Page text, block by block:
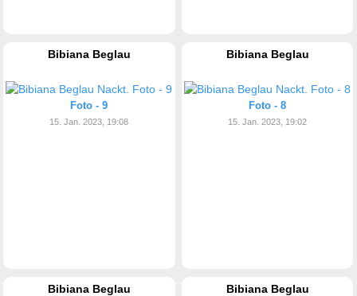
Bibiana Beglau
Foto - 9
15. Jan. 2023, 19:08
Bibiana Beglau
Foto - 8
15. Jan. 2023, 19:02
Bibiana Beglau Bibiana Beglau